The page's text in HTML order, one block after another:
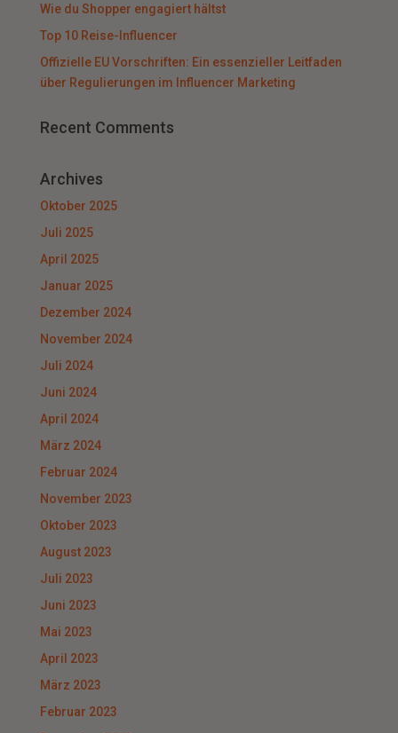
Wie du Shopper engagiert hältst
Top 10 Reise-Influencer
Offizielle EU Vorschriften: Ein essenzieller Leitfaden
über Regulierungen im Influencer Marketing
Recent Comments
Archives
Oktober 2025
Juli 2025
April 2025
Januar 2025
Dezember 2024
November 2024
Juli 2024
Juni 2024
April 2024
März 2024
Februar 2024
November 2023
Oktober 2023
August 2023
Juli 2023
Juni 2023
Mai 2023
April 2023
März 2023
Februar 2023